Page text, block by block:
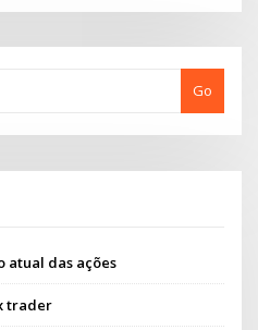
Go
atual das ações
trader